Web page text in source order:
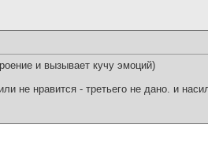
и вызывает кучу эмоций)
не нравится - третьего не дано. и